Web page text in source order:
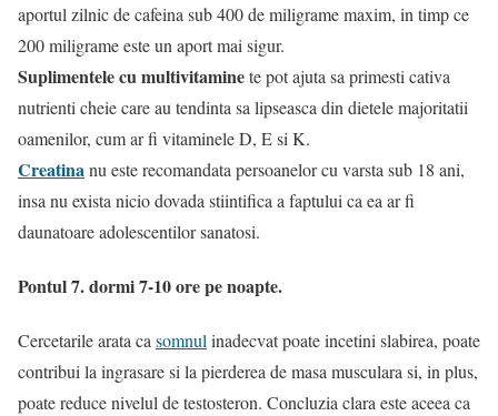
aportul zilnic de cafeina sub 400 de miligrame maxim, in timp ce
200 miligrame este un aport mai sigur.
Suplimentele cu multivitaminete pot ajuta sa primesti cativa
nutrienti cheie care au tendinta sa lipseasca din dietele majoritatii
oamenilor, cum ar fi vitaminele D, E si K.
Creatinanu este recomandata persoanelor cu varsta sub 18 ani,
insa nu exista nicio dovada stiintifica a faptului ca ea ar fi
daunatoare adolescentilor sanatosi.
Pontul 7. dormi 7-10 ore pe noapte.
Cercetarile arata casomnulinadecvat poate incetini slabirea, poate
contribui la ingrasare si la pierderea de masa musculara si, in plus,
poate reduce nivelul de testosteron. Concluzia clara este aceea ca